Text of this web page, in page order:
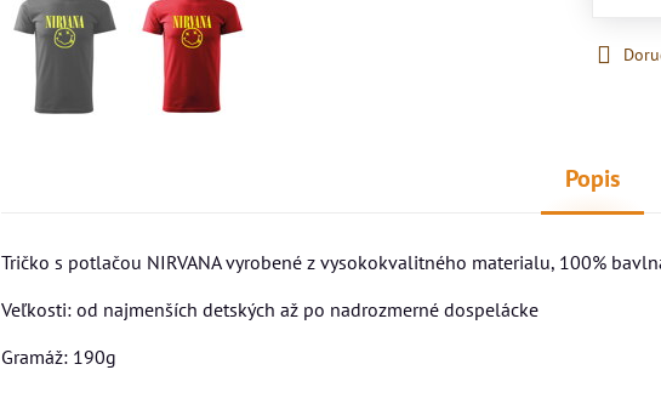
Popis
Tričko s potlačou NIRVANA vyrobené z vysokokvalitného materialu, 100%
Veľkosti: od najmenších detských až po nadrozmerné dospelácke
Gramáž: 190g